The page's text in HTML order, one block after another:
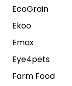
EcoGrain
Ekoo
Emax
Eye4pets
Farm Food